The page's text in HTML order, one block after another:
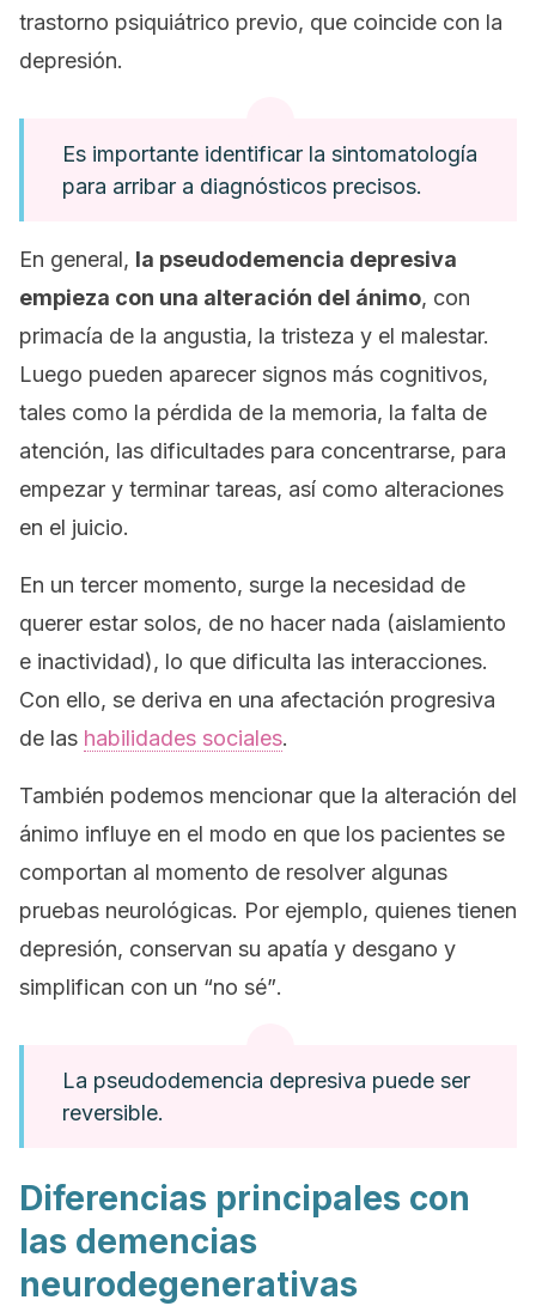
trastorno psiquiátrico previo, que coincide con la
depresión.
Es importante identificar la sintomatología
para arribar a diagnósticos precisos.
En general, la pseudodemencia depresiva
empieza con una alteración del ánimo, con
primacía de la angustia, la tristeza y el malestar.
Luego pueden aparecer signos más cognitivos,
tales como la pérdida de la memoria, la falta de
atención, las dificultades para concentrarse, para
empezar y terminar tareas, así como alteraciones
en el juicio.
En un tercer momento, surge la necesidad de
querer estar solos, de no hacer nada (aislamiento
e inactividad), lo que dificulta las interacciones.
Con ello, se deriva en una afectación progresiva
de las habilidades sociales.
También podemos mencionar que la alteración del
ánimo influye en el modo en que los pacientes se
comportan al momento de resolver algunas
pruebas neurológicas. Por ejemplo, quienes tienen
depresión, conservan su apatía y desgano y
simplifican con un “no sé”.
La pseudodemencia depresiva puede ser
reversible.
Diferencias principales con
las demencias
neurodegenerativas